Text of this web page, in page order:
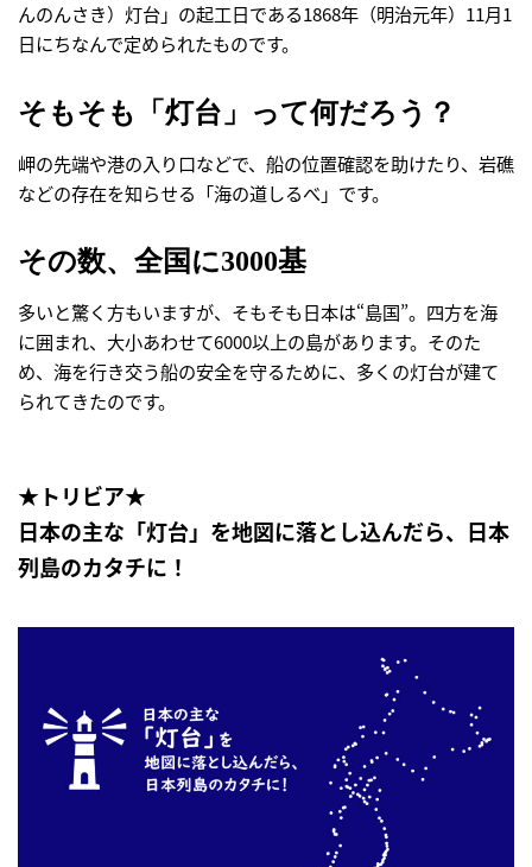
んのんさき）灯台」の起工日である1868年（明治元年）11月1
日にちなんで定められたものです。
そもそも「灯台」って何だろう？
岬の先端や港の入り口などで、船の位置確認を助けたり、岩礁
などの存在を知らせる「海の道しるべ」です。
その数、全国に3000基
多いと驚く方もいますが、そもそも日本は“島国”。四方を海
に囲まれ、大小あわせて6000以上の島があります。そのた
め、海を行き交う船の安全を守るために、多くの灯台が建て
られてきたのです。
★トリビア★
日本の主な「灯台」を地図に落とし込んだら、日本
列島のカタチに！